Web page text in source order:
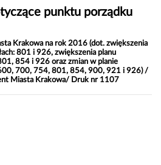
punktu porządku
Krakowa na rok 2016 (dot. zwiększenia
801 i 926, zwiększenia planu
854 i 926 oraz zmian w planie
700, 754, 801, 854, 900, 921 i 926) /
Miasta Krakowa/ Druk nr 1107